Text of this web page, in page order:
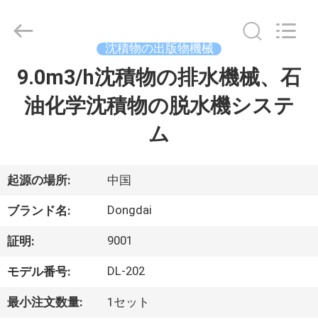
家
品
ビ
デ
オ
2021
Longdai
Environmental
沈積物の出版物機械
9.0m3/h沈積物の排水機械、石
油化学沈積物の脱水機システ
ム
起源の場所: 中国
ブランド名: Dongdai
証明: 9001
モデル番号: DL-202
最小注文数量: 1セット